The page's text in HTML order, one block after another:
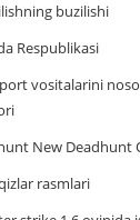
buzilishi
Respublikasi
vositаlаrini
New Deadhunt
rasmlari